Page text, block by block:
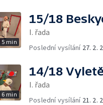
5 min
15/18
I. řada
Poslední vysílání 27. 2.
6 min
14/18
I. řada
Poslední vysílání 21. 2.